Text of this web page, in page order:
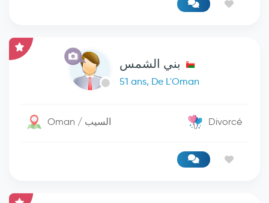
بني الشمس
51 ans, De L'Oman
Oman / السيب Divorcé